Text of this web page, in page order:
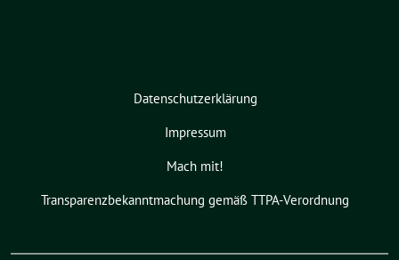
Datenschutzerklärung
Impressum
Mach mit!
Transparenzbekanntmachung gemäß TTPA-Verordnung